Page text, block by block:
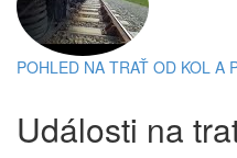
POHLED NA TRAŤ OD KOL A
Události na